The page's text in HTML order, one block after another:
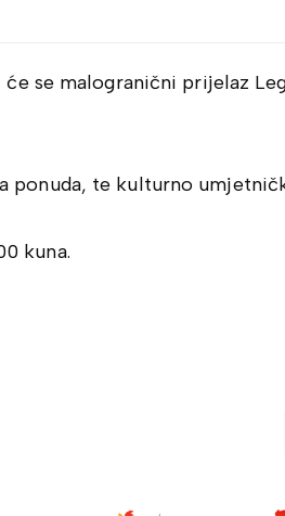
se malogranični prijelaz
ponuda, te kulturno
kuna.